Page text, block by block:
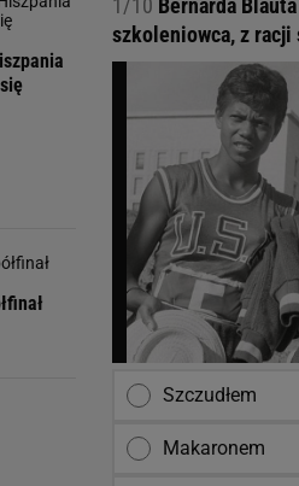
1/10 Bernarda
szkoleniowca, z racji
Szczudłem
Makaronem